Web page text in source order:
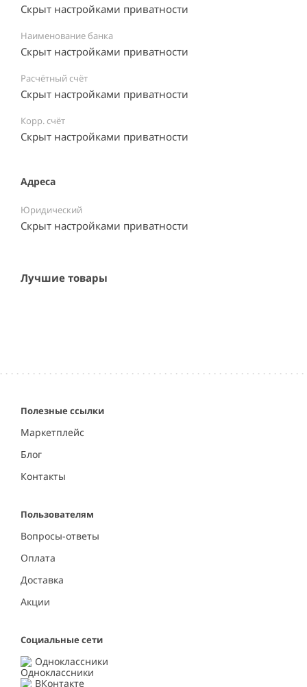
Скрыт настройками приватности
Наименование банка
Скрыт настройками приватности
Расчётный счёт
Скрыт настройками приватности
Корр. счёт
Скрыт настройками приватности
Адреса
Юридический
Скрыт настройками приватности
Лучшие товары
Полезные ссылки
Маркетплейс
Блог
Контакты
Пользователям
Вопросы-ответы
Оплата
Доставка
Акции
Социальные сети
Одноклассники
ВКонтакте